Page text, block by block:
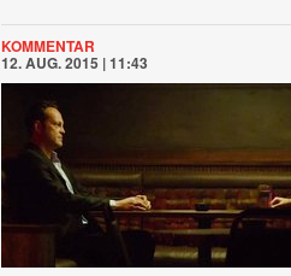
KOMMENTAR
12. AUG. 2015 | 11:43